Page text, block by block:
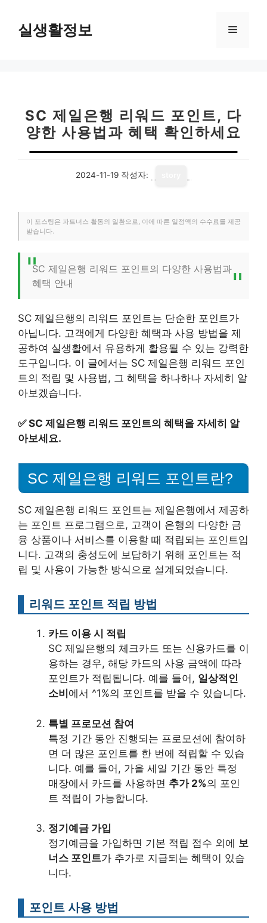
실생활정보 메
SC 제일은행 리워드 포인트, 다
양한 사용법과 혜택 확인하세요
2024-11-19 작성자:
이 포스팅은 파트너스 활동의 일환으로, 이에 따른 일정액의 수수료를 제공
받습니다.
SC 제일은행 리워드 포인트의 다양한 사용법과
혜택 안내
SC 제일은행의 리워드 포인트는 단순한 포인트가
아닙니다. 고객에게 다양한 혜택과 사용 방법을 제
공하여 실생활에서 유용하게 활용될 수 있는 강력한
도구입니다. 이 글에서는 SC 제일은행 리워드 포인
트의 적립 및 사용법, 그 혜택을 하나하나 자세히 알
아보겠습니다.
✅SC 제일은행 리워드 포인트의 혜택을 자세히 알
아보세요.
SC 제일은행 리워드 포인트란?
SC 제일은행 리워드 포인트는 제일은행에서 제공하
는 포인트 프로그램으로, 고객이 은행의 다양한 금
융 상품이나 서비스를 이용할 때 적립되는 포인트입
니다. 고객의 충성도에 보답하기 위해 포인트는 적
립 및 사용이 가능한 방식으로 설계되었습니다.
리워드 포인트 적립 방법
카드 이용 시 적립
SC 제일은행의 체크카드 또는 신용카드를 이
용하는 경우, 해당 카드의 사용 금액에 따라
포인트가 적립됩니다. 예를 들어, 일상적인
소비 에서 ^1%의 포인트를 받을 수 있습니다.
특별 프로모션 참여
특정 기간 동안 진행되는 프로모션에 참여하
면 더 많은 포인트를 한 번에 적립할 수 있습
니다. 예를 들어, 가을 세일 기간 동안 특정
매장에서 카드를 사용하면 추가 2%의 포인
트 적립이 가능합니다.
정기예금 가입
정기예금을 가입하면 기본 적립 점수 외에 보
너스 포인트가 추가로 지급되는 혜택이 있습
니다.
포인트 사용 방법